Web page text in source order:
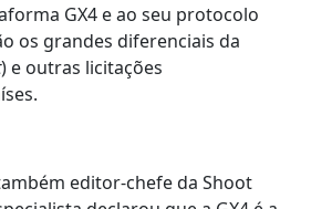
GX4 e ao seu protocolo
os grandes diferenciais da
) e outras licitações
editor-chefe da Shoot